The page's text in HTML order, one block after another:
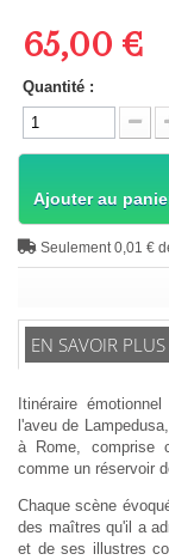
65,00 €
Quantité :
Ajouter au
Seulement 0,01 €
EN SAVOIR PLUS
Itinéraire
l'aveu de
à Rome, comprise
comme un réservoir
Chaque scène
des maîtres qu'il a
et de ses illustres